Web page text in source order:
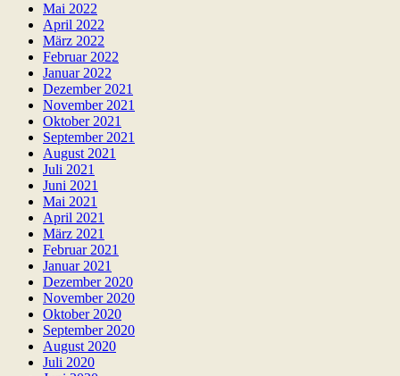
Mai 2022
April 2022
März 2022
Februar 2022
Januar 2022
Dezember 2021
November 2021
Oktober 2021
September 2021
August 2021
Juli 2021
Juni 2021
Mai 2021
April 2021
März 2021
Februar 2021
Januar 2021
Dezember 2020
November 2020
Oktober 2020
September 2020
August 2020
Juli 2020